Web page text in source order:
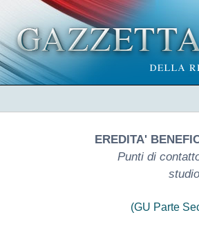
EREDITA'
Punti di
(GU Parte